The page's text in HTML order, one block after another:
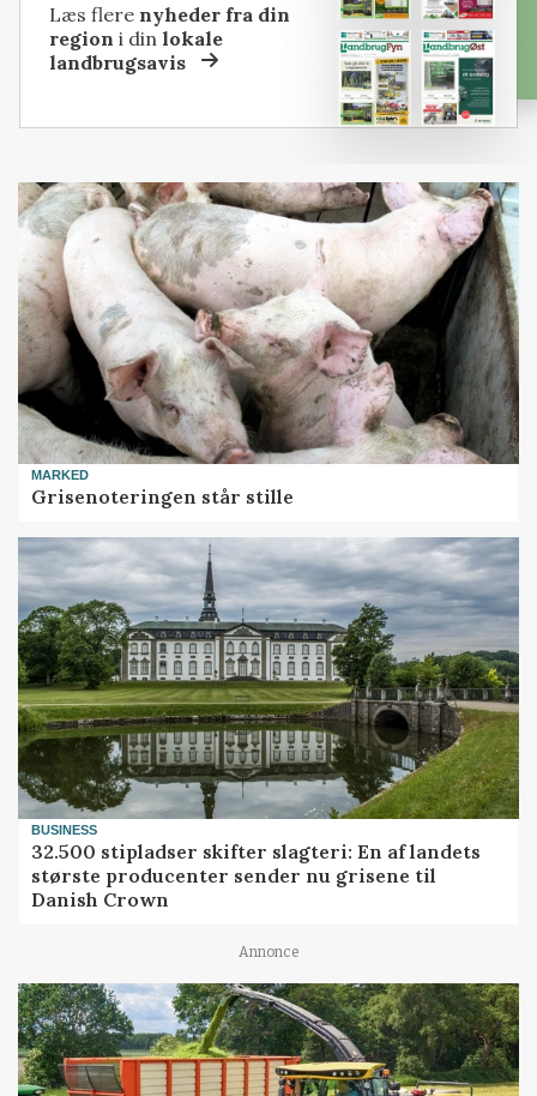
Læs flere nyheder fra din
region i dinlokale
landbrugsavis
MARKED
Grisenoteringen står stille
BUSINESS
32.500 stipladser skifter slagteri: En af landets
største producenter sender nu grisene til
Danish Crown
Annonce